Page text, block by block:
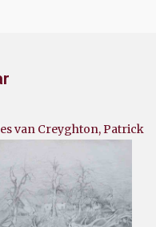
van Creyghton, Patrick